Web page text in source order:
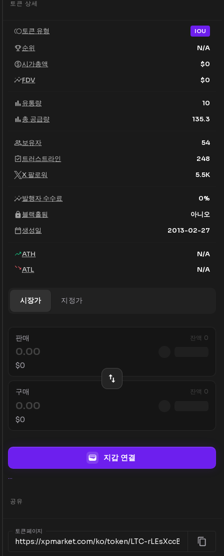
토큰 상세
토큰 유형 IOU
순위
N/A
시가총액
$0
FDV
$0
유통량
10
총 공급량
135.3
보유자
54
트러스트라인
248
X 팔로워
5.5K
발행자 수수료 0%
블랙홀됨
아니오
생성일
2013-02-27
ATH
N/A
ATL
N/A
시장가 지정가
판매 잔액 0
$0
구매 잔액 0
$0
지갑 연결
...
공유
토큰 페이지